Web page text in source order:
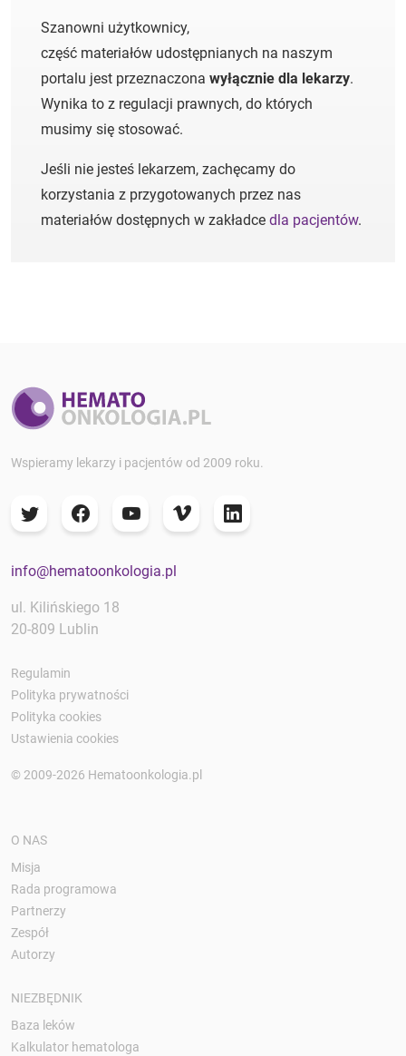
Szanowni użytkownicy,
część materiałów udostępnianych na naszym
portalu jest przeznaczona wyłącznie dla lekarzy.
Wynika to z regulacji prawnych, do których
musimy się stosować.
Jeśli nie jesteś lekarzem, zachęcamy do
korzystania z przygotowanych przez nas
materiałów dostępnych w zakładce dla pacjentów.
Wspieramy lekarzy i pacjentów od 2009 roku.
info@hematoonkologia.pl
ul. Kilińskiego 18
20-809 Lublin
Regulamin
Polityka prywatności
Polityka cookies
Ustawienia cookies
© 2009-2026 Hematoonkologia.pl
O NAS
Misja
Rada programowa
Partnerzy
Zespół
Autorzy
NIEZBĘDNIK
Baza leków
Kalkulator hematologa